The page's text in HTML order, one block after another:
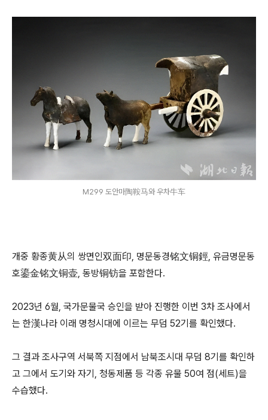
M299 도안마陶鞍马와 우차牛车
개중 황종黄从의 쌍면인双面印, 명문동경铭文铜鋞, 유금명문동
호鎏金铭文铜壶, 동방铜钫을 포함한다.
2023년 6월, 국가문물국 승인을 받아 진행한 이번 3차 조사에서
는 한漢나라 이래 명청시대에 이르는 무덤 52기를 확인했다.
그 결과 조사구역 서북쪽 지점에서 남북조시대 무덤 8기를 확인하
고 그에서 도기와 자기, 청동제품 등 각종 유물 50여 점(세트)을
수습했다.